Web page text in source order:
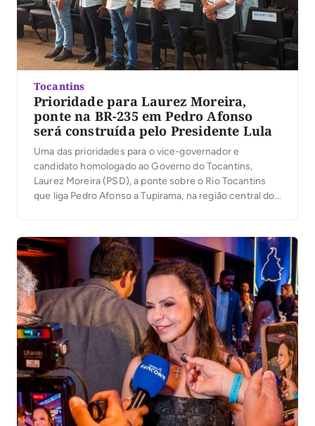
Tocantins
Prioridade para Laurez Moreira,
ponte na BR-235 em Pedro Afonso
será construída pelo Presidente Lula
Uma das prioridades para o vice-governador e
candidato homologado ao Governo do Tocantins,
Laurez Moreira (PSD), a ponte sobre o Rio Tocantins
que liga Pedro Afonso a Tupirama, na região central do
importância da construção da ponte […]